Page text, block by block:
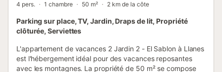
4 pers. 1 chambre 50 m² 2 km de la côte
Parking sur place, TV, Jardin, Draps de lit, Propriété
clôturée, Serviettes
L'appartement de vacances 2 Jardin 2 - El Sablon à Llanes
est l'hébergement idéal pour des vacances reposantes
avec les montagnes. La propriété de 50 m² se compose